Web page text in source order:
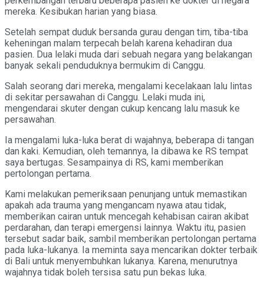
mereka. Kesibukan harian yang biasa.
Setelah sempat duduk bersanda gurau dengan tim, tiba-tiba
keheningan malam terpecah belah karena kehadiran dua
pasien. Dua lelaki muda dari sebuah negara yang belakangan
banyak sekali penduduknya bermukim di Canggu.
Salah seorang dari mereka, mengalami kecelakaan lalu lintas
di sekitar persawahan di Canggu. Lelaki muda ini,
mengendarai skuter dengan cukup kencang lalu masuk ke
persawahan.
Ia mengalami luka-luka berat di wajahnya, beberapa di tangan
dan kaki. Kemudian, oleh temannya, Ia dibawa ke RS tempat
saya bertugas. Sesampainya di RS, kami memberikan
pertolongan pertama.
Kami melakukan pemeriksaan penunjang untuk memastikan
apakah ada trauma yang mengancam nyawa atau tidak,
memberikan cairan untuk mencegah kehabisan cairan akibat
perdarahan, dan terapi emergensi lainnya. Waktu itu, pasien
tersebut sadar baik, sambil memberikan pertolongan pertama
pada luka-lukanya. Ia meminta saya mencarikan dokter terbaik
di Bali untuk menyembuhkan lukanya. Karena, menurutnya
wajahnya tidak boleh tersisa satu pun bekas luka.